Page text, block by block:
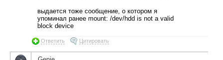
выдается тоже сообщение, о котором я
упоминал ранее mount: /dev/hdd is not a valid
block device
Ответить Цитировать